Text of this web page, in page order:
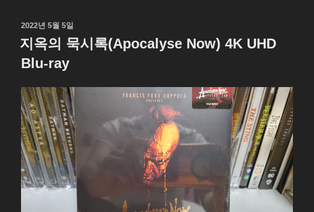
작
성
일
자
2022년 5월 5일
지옥의 묵시록(Apocalyse Now) 4K UHD
Blu-ray